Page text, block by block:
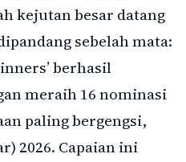
kejutan besar datang
sebelah mata:
berhasil
meraih 16 nominasi
paling bergengsi,
2026. Capaian ini